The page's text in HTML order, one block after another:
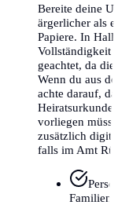
Bereite deine
ärgerlicher als
Papiere. In
Vollständigkeit
geachtet, da
Wenn du aus
achte darauf,
vorliegen
zusätzlich
falls im Amt